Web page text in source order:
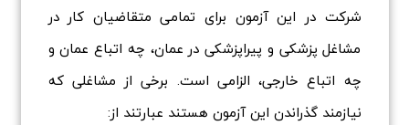
شرکت در این آزمون برای تمامی متقاضیان کار در
مشاغل پزشکی و پیراپزشکی در عمان، چه اتباع عمان و
چه اتباع خارجی، الزامی است. برخی از مشاغلی که
نیازمند گذراندن این آزمون هستند عبارتند از: